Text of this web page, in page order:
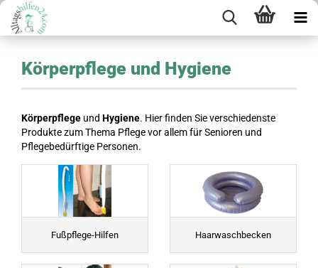
Körperpflege und Hygiene
Körperpflege und Hygiene. Hier finden Sie verschiedenste
Produkte zum Thema Pflege vor allem für Senioren und
Pflegebedürftige Personen.
Fußpflege-Hilfen Haarwaschbecken